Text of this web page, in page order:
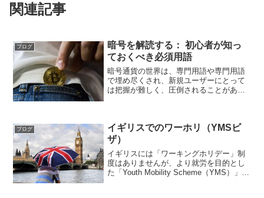
関連記事
ブログ
暗号を解読する： 初心者が知っ
ておくべき必須用語
暗号通貨の世界は、専門用語や専門用語
で埋め尽くされ、新規ユーザーにとって
は把握が難しく、圧倒されることがあり
は、この急速に成長する
ブログ
イギリスでのワーホリ（YMSビ
ザ）
イギリスには「ワーキングホリデー」制
度はありませんが、より就労を目的とし
た「Youth Mobility Scheme（YMS）」と